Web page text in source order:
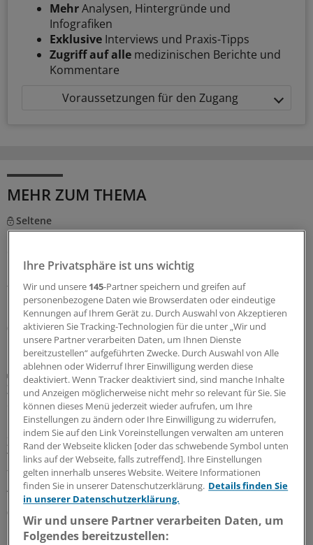
MehrAnalysen, Hintergründe und
Infografiken
Exklusive Interviews und Praxis-Tipps
Zugriff auf alle medizinischen Berichte und
Kommentare
Voraussetzungen für den Zugang
MEHR ZUM THEMA
Seltene
Fünf Orphan-Bewertungen: Zusatznutzen nicht
Der Gemeinsame Bundesausschuss musste über gleich
fünf Orphan Drugs entscheiden: Bei keinem Arzneimittel
konnte ein Zusatznutzen festgestellt werden.
06.08.2026
Diabetes mellitus
Zusatznutzten für Teplizumab nicht
quantifizierbar
Keinen Anhaltspunkt für einen quantifizierbaren
Zusatznutzen des neu zugelassenen Antidiabetikums
Teplizumab hat der Gemeinsame Bundesausschuss
festgestellt. Für die Bewertung war beobachtendes
Abwarten vorgegeben worden.
06.08.2026
Ihre Privatsphäre ist uns wichtig
Wir und unsere 145-Partner speichern und greifen auf
personenbezogene Daten wie Browserdaten oder eindeutige
Kennungen auf Ihrem Gerät zu. Durch Auswahl von Akzeptieren
aktivieren Sie Tracking-Technologien für die unter „Wir und
unsere Partner verarbeiten Daten, um Ihnen Dienste
bereitzustellen“ aufgeführten Zwecke. Durch Auswahl von Alle
ablehnen oder Widerruf Ihrer Einwilligung werden diese
deaktiviert. Wenn Tracker deaktiviert sind, sind manche Inhalte
und Anzeigen möglicherweise nicht mehr so relevant für Sie. Sie
können dieses Menü jederzeit wieder aufrufen, um Ihre
Einstellungen zu ändern oder Ihre Einwilligung zu widerrufen,
indem Sie auf den Link Voreinstellungen verwalten am unteren
Rand der Webseite klicken [oder das schwebende Symbol unten
links auf der Webseite, falls zutreffend]. Ihre Einstellungen
gelten innerhalb unseres Website. Weitere Informationen
finden Sie in unserer Datenschutzerklärung. Details finden Sie
in unserer Datenschutzerklärung.
Wir und unsere Partner verarbeiten Daten, um
Folgendes bereitzustellen: